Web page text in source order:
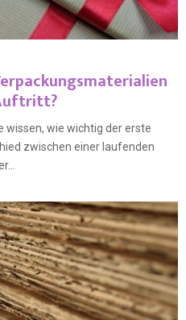
wissen, wie wichtig der erste
zwischen einer laufenden